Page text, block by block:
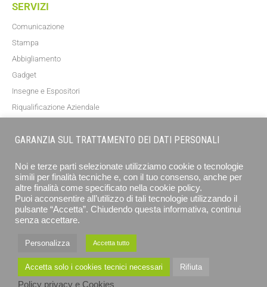
SERVIZI
Comunicazione
Stampa
Abbigliamento
Gadget
Insegne e Espositori
Riqualificazione Aziendale
ISCRIVITI
EUROGRAFICA SRL - STAMPA E COMUNICAZIONE © 2026 ALL RIGHTS RESERVED
GARANZIA SUL TRATTAMENTO DEI DATI PERSONALI
Noi e terze parti selezionate utilizziamo cookie o tecnologie
simili per finalità tecniche e, con il tuo consenso, anche per
altre finalità come specificato nella cookie policy.
Puoi acconsentire all’utilizzo di tali tecnologie utilizzando il
pulsante “Accetta”. Chiudendo questa informativa, continui
senza accettare.
Personalizza Accetta tutto
Accetta solo i cookies tecnici necessari Rifiuta
Policy privacy e Cookies